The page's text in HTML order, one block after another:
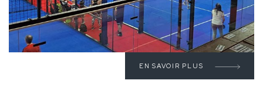
EN SAVOIR PLUS